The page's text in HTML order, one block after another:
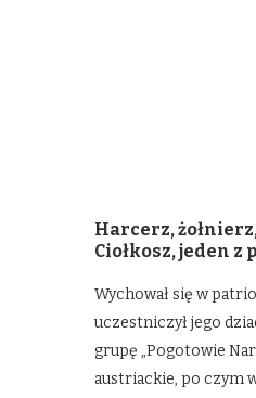
Harcerz,
Ciołkosz, jeden
Wychował się w
uczestniczył jego
grupę „Pogotowie
austriackie, po czym